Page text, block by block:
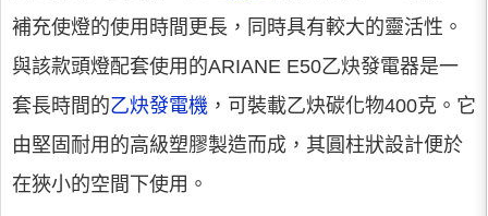
補充使燈的使用時間更長，同時具有較大的靈活性。
與該款頭燈配套使用的ARIANE E50乙炔發電器是一
套長時間的乙炔發電機 ，可裝載乙炔碳化物400克。它
由堅固耐用的高級塑膠製造而成，其圓柱狀設計便於
在狹小的空間下使用。